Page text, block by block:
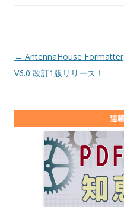
投稿ナビゲーション
← AntennaHouse Formatter
V6.0 改訂1版リリース！
連